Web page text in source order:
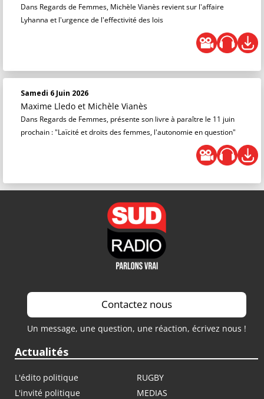
Dans Regards de Femmes, Michèle Vianès revient sur l'affaire
Lyhanna et l'urgence de l'effectivité des lois
Samedi 6 Juin 2026
Maxime Lledo et Michèle Vianès
Dans Regards de Femmes, présente son livre à paraître le 11 juin
prochain : "Laïcité et droits des femmes, l'autonomie en question"
Contactez nous
Un message, une question, une réaction, écrivez nous !
Actualités
L'édito politique
RUGBY
L'invité politique
MEDIAS